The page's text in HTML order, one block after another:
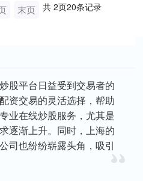
末页 共 2页20条记录
股平台日益受到交易者的
资交易的灵活选择，帮助
业在线炒股服务，尤其是
逐渐上升。同时，上海的
司也纷纷崭露头角，吸引